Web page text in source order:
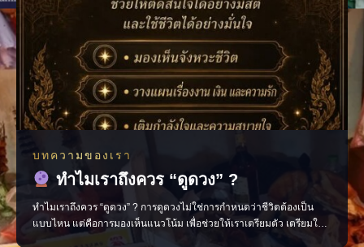
บทความของเรา
ทำไมเราถึงควร “ดูดวง” ?
ทำไมเราถึงควร “ดูดวง” ? การดูดวงไม่ใช่การกำหนดว่าชีวิตต้องเป็น
แบบไหน แต่คือการมองเห็นแนวโน้ม เพื่อช่วยให้เราเตรียมตัว เตรียมใจ
และตัดสินใจได้อย่างมีสติมากขึ้น มองเห็นจังหวะสำคัญของชีวิต วางแผน